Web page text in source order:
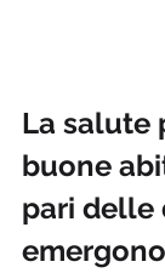
La salute
buone
pari delle